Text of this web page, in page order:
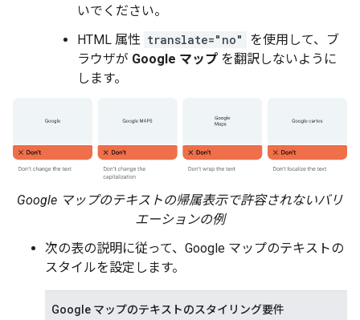
いでください。
HTML 属性 translate="no"
を使用して、ブ
ラウザが Google マップ を翻訳しないように
します。
Google マップのテキストの帰属表示で許容されないバリ
エーションの例
次の表の説明に従って、Google マップのテキストの
スタイルを設定します。
Google マップのテキストのスタイリング要件